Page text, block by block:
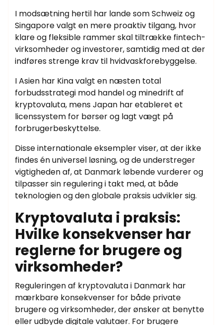
I modsætning hertil har lande som Schweiz og
Singapore valgt en mere proaktiv tilgang, hvor
klare og fleksible rammer skal tiltrække fintech-
virksomheder og investorer, samtidig med at der
indføres strenge krav til hvidvaskforebyggelse.
I Asien har Kina valgt en næsten total
forbudsstrategi mod handel og minedrift af
kryptovaluta, mens Japan har etableret et
licenssystem for børser og lagt vægt på
forbrugerbeskyttelse.
Disse internationale eksempler viser, at der ikke
findes én universel løsning, og de understreger
vigtigheden af, at Danmark løbende vurderer og
tilpasser sin regulering i takt med, at både
teknologien og den globale praksis udvikler sig.
Kryptovaluta i praksis:
Hvilke konsekvenser har
reglerne for brugere og
virksomheder?
Reguleringen af kryptovaluta i Danmark har
mærkbare konsekvenser for både private
brugere og virksomheder, der ønsker at benytte
eller udbyde digitale valutaer. For brugere